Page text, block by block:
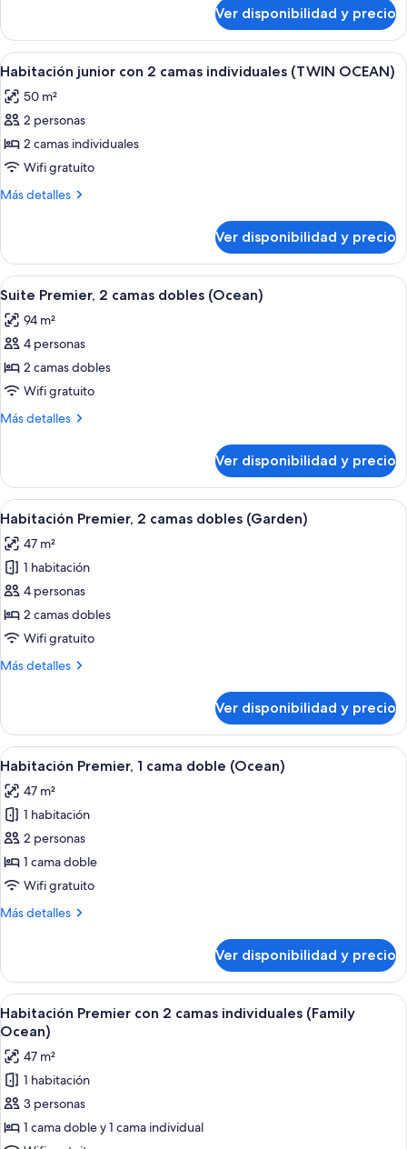
individuales
(Family
garden)
Premier
con
2
individuales
(Family
Ver disponibilidad y precio
Ver
todas
las
fotos
de
Habitación
junior
camas
individuales
(TWIN
OCEAN)
Habitación de hotel con dos camas
2
Habitación junior con 2 camas individuales (TWIN OCEAN)
50 m²
2 personas
2 camas individuales
Wifi gratuito
Más detalles
Más
junior
con
2
individuales
(TWIN
Ver disponibilidad y precio
Ver
todas
las
fotos
de
Suite
Premier,
dobles
(Ocean)
Una sala de estar moderna con un
2
Suite Premier, 2 camas dobles (Ocean)
94 m²
4 personas
2 camas dobles
Wifi gratuito
Más detalles
Más
Premier,
camas
(Ocean)
Ver disponibilidad y precio
Ver
todas
las
fotos
de
Habitación
Premier,
camas
Habitación de hotel con dos camas,
1
Habitación Premier, 2 camas dobles (Garden)
47 m²
1 habitación
4 personas
2 camas dobles
Wifi gratuito
Más detalles
Más
Premier,
camas
(Garden)
Ver disponibilidad y precio
Ver
todas
las
fotos
de
Habitación
Premier,
cama
Habitación de hotel con una cama
2
Habitación Premier, 1 cama doble (Ocean)
47 m²
1 habitación
2 personas
1 cama doble
Wifi gratuito
Más detalles
Más
Premier,
cama
doble
Ver disponibilidad y precio
Ver
todas
las
fotos
de
Habitación
Premier
Una cama bien hecha con cabecera
2
Habitación Premier con 2 camas individuales (Family
Ocean)
47 m²
1 habitación
3 personas
1 cama doble y 1 cama individual